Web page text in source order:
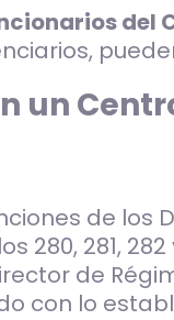
del
un
de los
280, 281,
de
con lo